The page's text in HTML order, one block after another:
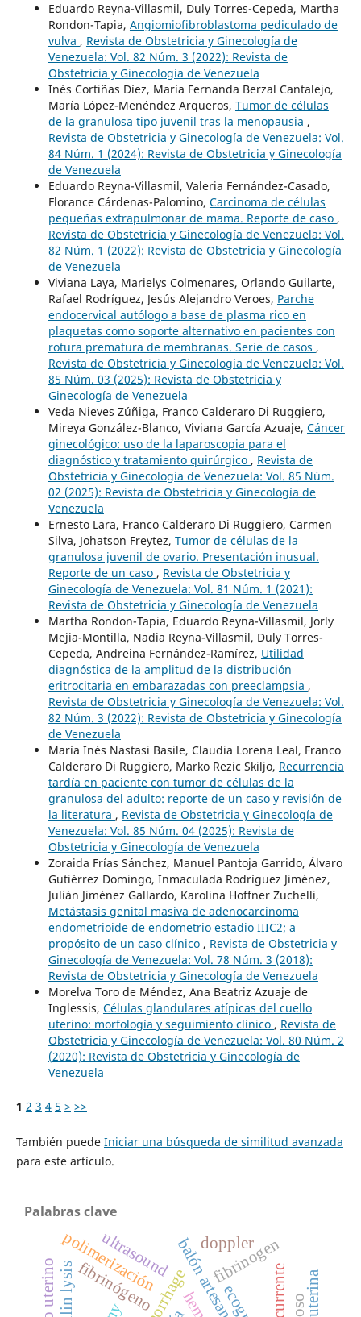
Eduardo Reyna-Villasmil, Duly Torres-Cepeda, Martha
Rondon-Tapia, Angiomiofibroblastoma pediculado de
vulva , Revista de Obstetricia y Ginecología de
Venezuela: Vol. 82 Núm. 3 (2022): Revista de
Obstetricia y Ginecología de Venezuela
Inés Cortiñas Díez, María Fernanda Berzal Cantalejo,
María López-Menéndez Arqueros, Tumor de células
de la granulosa tipo juvenil tras la menopausia ,
Revista de Obstetricia y Ginecología de Venezuela: Vol.
84 Núm. 1 (2024): Revista de Obstetricia y Ginecología
de Venezuela
Eduardo Reyna-Villasmil, Valeria Fernández-Casado,
Florance Cárdenas-Palomino, Carcinoma de células
pequeñas extrapulmonar de mama. Reporte de caso ,
Revista de Obstetricia y Ginecología de Venezuela: Vol.
82 Núm. 1 (2022): Revista de Obstetricia y Ginecología
de Venezuela
Viviana Laya, Marielys Colmenares, Orlando Guilarte,
Rafael Rodríguez, Jesús Alejandro Veroes, Parche
endocervical autólogo a base de plasma rico en
plaquetas como soporte alternativo en pacientes con
rotura prematura de membranas. Serie de casos ,
Revista de Obstetricia y Ginecología de Venezuela: Vol.
85 Núm. 03 (2025): Revista de Obstetricia y
Ginecología de Venezuela
Veda Nieves Zúñiga, Franco Calderaro Di Ruggiero,
Mireya González-Blanco, Viviana García Azuaje, Cáncer
ginecológico: uso de la laparoscopia para el
diagnóstico y tratamiento quirúrgico , Revista de
Obstetricia y Ginecología de Venezuela: Vol. 85 Núm.
02 (2025): Revista de Obstetricia y Ginecología de
Venezuela
Ernesto Lara, Franco Calderaro Di Ruggiero, Carmen
Silva, Johatson Freytez, Tumor de células de la
granulosa juvenil de ovario. Presentación inusual.
Reporte de un caso , Revista de Obstetricia y
Ginecología de Venezuela: Vol. 81 Núm. 1 (2021):
Revista de Obstetricia y Ginecología de Venezuela
Martha Rondon-Tapia, Eduardo Reyna-Villasmil, Jorly
Mejia-Montilla, Nadia Reyna-Villasmil, Duly Torres-
Cepeda, Andreina Fernández-Ramírez, Utilidad
diagnóstica de la amplitud de la distribución
eritrocitaria en embarazadas con preeclampsia ,
Revista de Obstetricia y Ginecología de Venezuela: Vol.
82 Núm. 3 (2022): Revista de Obstetricia y Ginecología
de Venezuela
María Inés Nastasi Basile, Claudia Lorena Leal, Franco
Calderaro Di Ruggiero, Marko Rezic Skiljo, Recurrencia
tardía en paciente con tumor de células de la
granulosa del adulto: reporte de un caso y revisión de
la literatura , Revista de Obstetricia y Ginecología de
Venezuela: Vol. 85 Núm. 04 (2025): Revista de
Obstetricia y Ginecología de Venezuela
Zoraida Frías Sánchez, Manuel Pantoja Garrido, Álvaro
Gutiérrez Domingo, Inmaculada Rodríguez Jiménez,
Julián Jiménez Gallardo, Karolina Hoffner Zuchelli,
Metástasis genital masiva de adenocarcinoma
endometrioide de endometrio estadio IIIC2; a
propósito de un caso clínico , Revista de Obstetricia y
Ginecología de Venezuela: Vol. 78 Núm. 3 (2018):
Revista de Obstetricia y Ginecología de Venezuela
Morelva Toro de Méndez, Ana Beatriz Azuaje de
Inglessis, Células glandulares atípicas del cuello
uterino: morfología y seguimiento clínico , Revista de
Obstetricia y Ginecología de Venezuela: Vol. 80 Núm. 2
(2020): Revista de Obstetricia y Ginecología de
Venezuela
1 2 3 4 5 > >>
También puede Iniciar una búsqueda de similitud avanzada
para este artículo.
Palabras clave
fibrinógeno
polimerización fibrinogen
ultrasound doppler